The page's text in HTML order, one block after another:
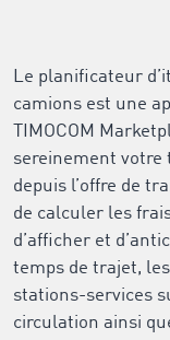
Le planificateur
camions est une
TIMOCOM
sereinement
depuis l’offre de
de calculer les
d’afficher et
temps de trajet,
stations-services
circulation ainsi